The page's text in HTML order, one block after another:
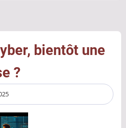
bientôt une
?